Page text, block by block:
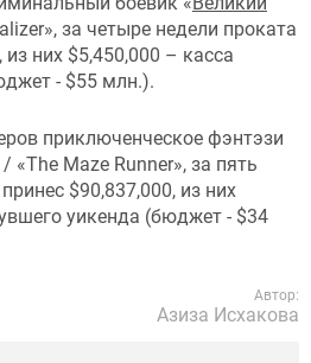
за четыре недели проката
них $5,450,000 – касса
- $55 млн.).
приключенческое фэнтэзи
/ «The Maze Runner», за пять
$90,837,000, из них
уикенда (бюджет - $34
Автор:
Азиза Исхакова